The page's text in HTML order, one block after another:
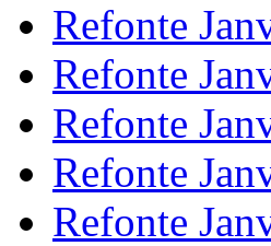
Refonte
Refonte
Refonte
Refonte
Refonte